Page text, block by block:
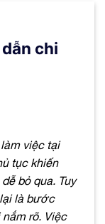
chi
việc tại
tục khiến
bỏ qua. Tuy
là bước
rõ. Việc